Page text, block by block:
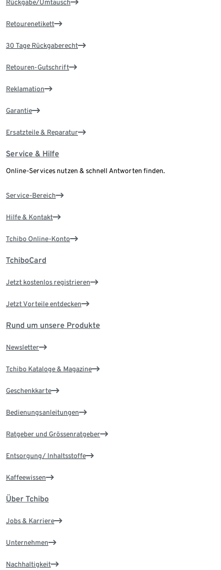
Rückgabe/Umtausch
Retourenetikett
30 Tage Rückgaberecht
Retouren-Gutschrift
Reklamation
Garantie
Ersatzteile & Reparatur
Service & Hilfe
Online-Services nutzen & schnell Antworten finden.
Service-Bereich
Hilfe & Kontakt
Tchibo Online-Konto
TchiboCard
Jetzt kostenlos registrieren
Jetzt Vorteile entdecken
Rund um unsere Produkte
Newsletter
Tchibo Kataloge & Magazine
Geschenkkarte
Bedienungsanleitungen
Ratgeber und Grössenratgeber
Entsorgung/ Inhaltsstoffe
Kaffeewissen
Über Tchibo
Jobs & Karriere
Unternehmen
Nachhaltigkeit